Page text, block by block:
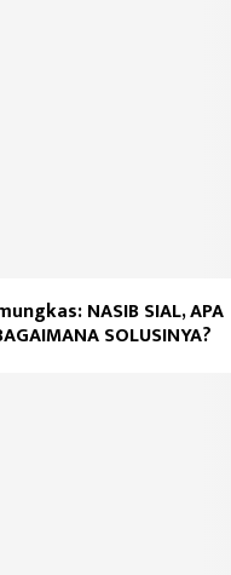
NASIB SIAL, APA
SOLUSINYA?